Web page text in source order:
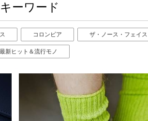
ーワード
コロンビア ザ・ノース・フェイス
新ヒット＆流行モノ